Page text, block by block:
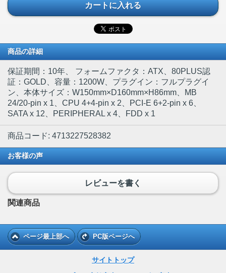
カートに入れる
商品の詳細
保証期間：10年、 フォームファクタ：ATX、80PLUS認
証：GOLD、容量：1200W、プラグイン：フルプラグイ
ン、本体サイズ：W150mm×D160mm×H86mm、MB
24/20-pin x 1、CPU 4+4-pin x 2、PCI-E 6+2-pin x 6、
SATA x 12、PERIPHERAL x 4、FDD x 1
商品コード: 4713227528382
お客様の声
レビューを書く
関連商品
ページ最上部へ PC版ページへ
サイトトップ